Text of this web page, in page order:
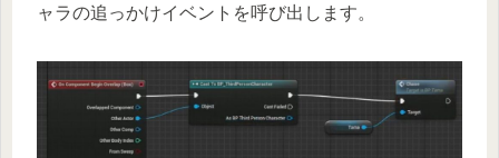
ャラの追っかけイベントを呼び出します。